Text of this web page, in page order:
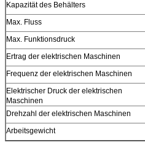
Kapazität des Behälters
Max. Fluss
Max. Funktionsdruck
Ertrag der elektrischen Maschinen
Frequenz der elektrischen Maschinen
Elektrischer Druck der elektrischen
Maschinen
Drehzahl der elektrischen Maschinen
Arbeitsgewicht